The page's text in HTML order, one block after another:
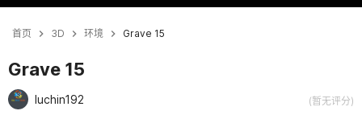
首页 3D 环境 Grave 15
Grave 15
luchin192 (暂无评分)